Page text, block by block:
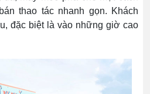
thao tác nhanh gọn. Khách
đặc biệt là vào những giờ cao